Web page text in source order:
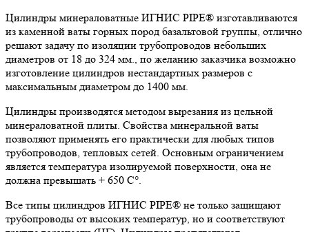
Цилиндры минераловатные ИГНИС PIPE® изготавливаются
из каменной ваты горных пород базальтовой группы, отлично
решают задачу по изоляции трубопроводов небольших
диаметров от 18 до 324 мм., по желанию заказчика возможно
изготовление цилиндров нестандартных размеров с
максимальным диаметром до 1400 мм.
Цилиндры производятся методом вырезания из цельной
минераловатной плиты. Свойства минеральной ваты
позволяют применять его практически для любых типов
трубопроводов, тепловых сетей. Основным ограничением
является температура изолируемой поверхности, она не
должна превышать + 650 C°.
Все типы цилиндров ИГНИС PIPE® не только защищают
трубопроводы от высоких температур, но и соответствуют